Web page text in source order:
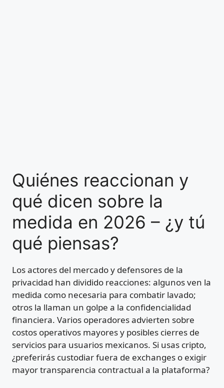
Quiénes reaccionan y
qué dicen sobre la
medida en 2026 – ¿y tú
qué piensas?
Los actores del mercado y defensores de la
privacidad han dividido reacciones: algunos ven la
medida como necesaria para combatir lavado;
otros la llaman un golpe a la confidencialidad
financiera. Varios operadores advierten sobre
costos operativos mayores y posibles cierres de
servicios para usuarios mexicanos. Si usas cripto,
¿preferirás custodiar fuera de exchanges o exigir
mayor transparencia contractual a la plataforma?